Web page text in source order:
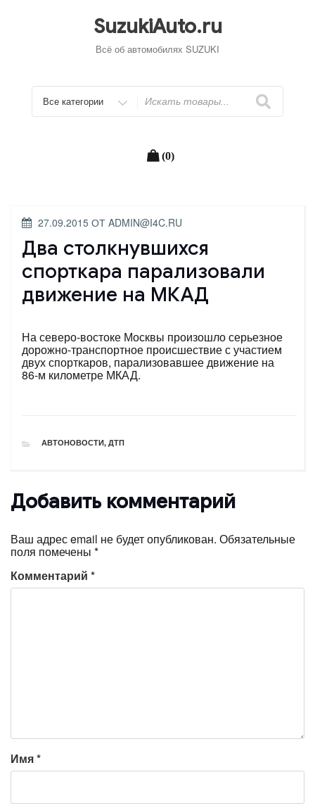
SuzukiAuto.ru
Всё об автомобилях SUZUKI
Искать
(0)
ОПУБЛИКОВАНО
27.09.2015 ОТ ADMIN@I4C.RU
Два столкнувшихся
спорткара парализовали
движение на МКАД
На северо-востоке Москвы произошло серьезное
дорожно-транспортное происшествие с участием
двух спорткаров, парализовавшее движение на
86-м километре МКАД.
РУБРИКИ
АВТОНОВОСТИ, ДТП
Добавить комментарий
Ваш адрес email не будет опубликован. Обязательные
поля помечены *
Комментарий *
Имя*